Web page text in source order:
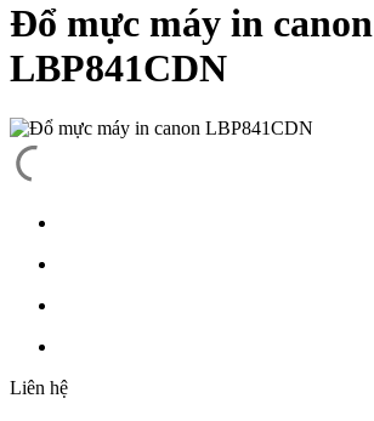
Đổ mực máy in canon
LBP841CDN
Liên hệ